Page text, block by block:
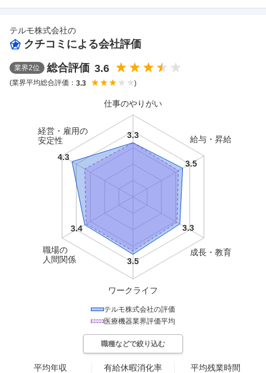
テルモ株式会社の
クチコミによる会社評価
業界2位 総合評価 3.6
(業界平均総合評価： 3.3 )
仕事のやりがい
給与・昇給
成長・教育
ワークライフ
職場の
人間関係
経営・雇用の
安定性
テルモ株式会社の評価
医療機器業界評価平均
職種などで絞り込む
平均年収 有給休暇消化率 平均残業時間